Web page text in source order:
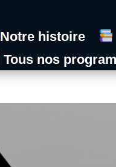
Notre histoire
Tous nos